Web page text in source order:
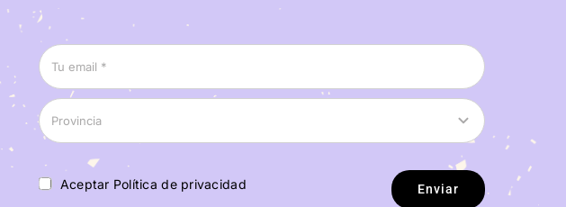
Aceptar Política de privacidad Enviar